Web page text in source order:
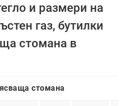
и размери на
газ, бутилки
стомана в
стомана